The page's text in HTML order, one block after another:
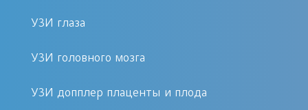
процедуры, но позволяет рассмотреть
орган в разных плоскостях и выявить
отличаясь от нормы, они
УЗИ глаза
УЗИ головного мозга
УЗИ допплер плаценты и плода